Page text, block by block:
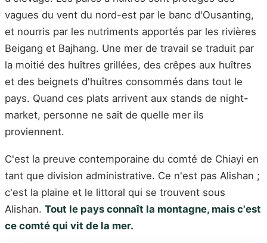
vagues du vent du nord-est par le banc d'Ousanting,
et nourris par les nutriments apportés par les rivières
Beigang et Bajhang. Une mer de travail se traduit par
la moitié des huîtres grillées, des crêpes aux huîtres
et des beignets d'huîtres consommés dans tout le
pays. Quand ces plats arrivent aux stands de night-
market, personne ne sait de quelle mer ils
proviennent.
C'est la preuve contemporaine du comté de Chiayi en
tant que division administrative. Ce n'est pas Alishan ;
c'est la plaine et le littoral qui se trouvent sous
Alishan. Tout le pays connaît la montagne, mais c'est
ce comté qui vit de la mer.